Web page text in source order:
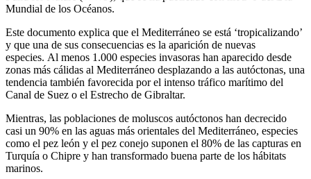
Mundial de los Océanos.
Este documento explica que el Mediterráneo se está ‘tropicalizando’
y que una de sus consecuencias es la aparición de nuevas
especies. Al menos 1.000 especies invasoras han aparecido desde
zonas más cálidas al Mediterráneo desplazando a las autóctonas, una
tendencia también favorecida por el intenso tráfico marítimo del
Canal de Suez o el Estrecho de Gibraltar.
Mientras, las poblaciones de moluscos autóctonos han decrecido
casi un 90% en las aguas más orientales del Mediterráneo, especies
como el pez león y el pez conejo suponen el 80% de las capturas en
Turquía o Chipre y han transformado buena parte de los hábitats
marinos.